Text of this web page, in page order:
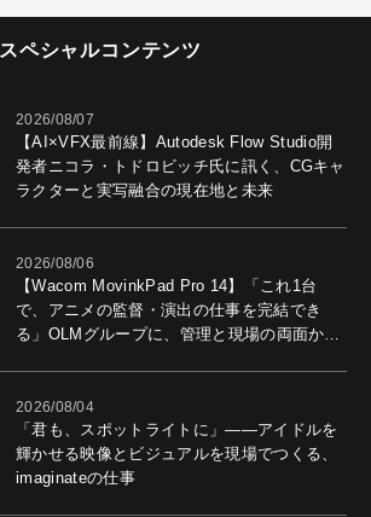
スペシャルコンテンツ
2026/08/07
【AI×VFX最前線】Autodesk Flow Studio開
発者ニコラ・トドロビッチ氏に訊く、CGキャ
ラクターと実写融合の現在地と未来
2026/08/06
【Wacom MovinkPad Pro 14】「これ1台
で、アニメの監督・演出の仕事を完結でき
る」OLMグループに、管理と現場の両面から
2026/08/04
「君も、スポットライトに」――アイドルを
輝かせる映像とビジュアルを現場でつくる、
imaginateの仕事